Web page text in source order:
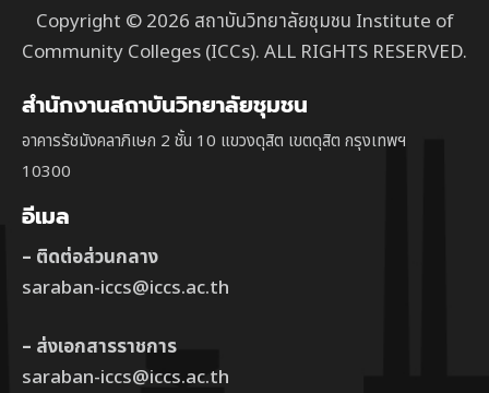
Copyright © 2026 สถาบันวิทยาลัยชุมชน Institute of
Community Colleges (ICCs). ALL RIGHTS RESERVED.
สำนักงานสถาบันวิทยาลัยชุมชน
อาคารรัชมังคลาภิเษก 2 ชั้น 10 แขวงดุสิต เขตดุสิต กรุงเทพฯ
10300
อีเมล
– ติดต่อส่วนกลาง
saraban-iccs@iccs.ac.th
– ส่งเอกสารราชการ
saraban-iccs@iccs.ac.th